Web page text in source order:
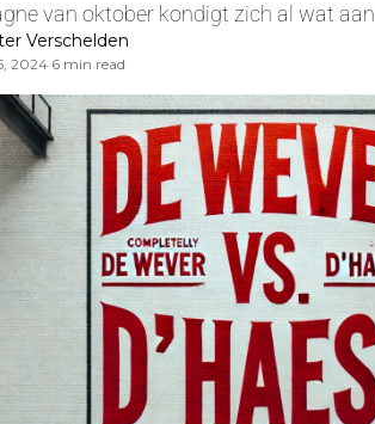
van oktober kondigt zich al wat aan.
Verschelden
2024•6 min read